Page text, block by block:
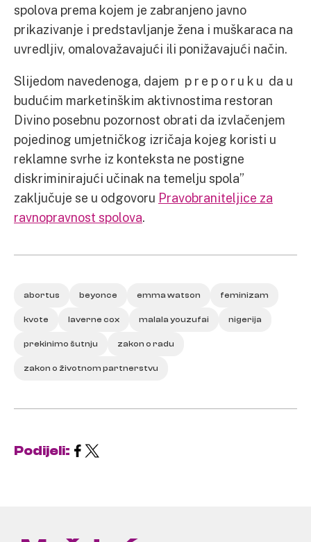
spolova prema kojem je zabranjeno javno
prikazivanje i predstavljanje žena i muškaraca na
uvredljiv, omalovažavajući ili ponižavajući način.
Slijedom navedenoga, dajem p r e p o r u k u da u
budućim marketinškim aktivnostima restoran
Divino posebnu pozornost obrati da izvlačenjem
pojedinog umjetničkog izričaja kojeg koristi u
reklamne svrhe iz konteksta ne postigne
diskriminirajući učinak na temelju spola”
zaključuje se u odgovoru Pravobraniteljice za
ravnopravnost spolova.
abortus beyonce emma watson feminizam
kvote laverne cox malala youzufai nigerija
prekinimo šutnju zakon o radu
zakon o životnom partnerstvu
Podijeli: